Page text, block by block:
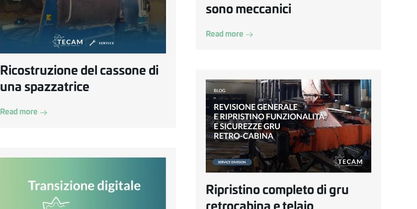
Ricostruzione del cassone di
una spazzatrice
Read more
sono meccanici
Read more
Ripristino completo di gru
retrocabina e telaio